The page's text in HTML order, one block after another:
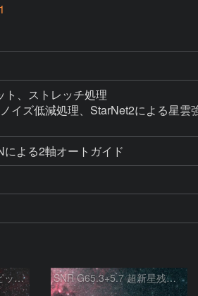
ト、ストレッチ処理
イズ低減処理、StarNet2による星雲
よる2軸オートガイド
十三夜での網状星雲（ピッカリングの三角） SNR G65.3+5.7 超新星残骸 アルビレオ周辺 はくちょう座